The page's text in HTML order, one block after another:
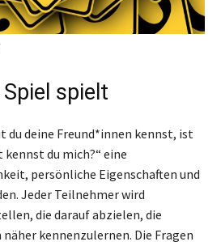
spielt
du deine Freund*innen kennst, ist
kennst du mich?“ eine
persönliche Eigenschaften und
Jeder Teilnehmer wird
die darauf abzielen, die
kennenzulernen. Die Fragen